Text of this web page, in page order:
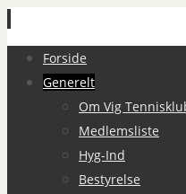
SpringForside
Generelt
Om Vig
Medlemsliste
Hyg-Ind
Bestyrelse